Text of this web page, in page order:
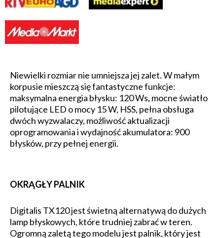
Niewielki rozmiar nie umniejsza jej zalet. W małym
korpusie mieszczą się fantastyczne funkcje:
maksymalna energia błysku: 120 Ws, mocne światło
pilotujące LED o mocy 15 W, HSS, pełna obsługa
dwóch wyzwalaczy, możliwość aktualizacji
oprogramowania i wydajność akumulatora: 900
błysków, przy pełnej energii.
OKRĄGŁY PALNIK
Digitalis TX120 jest świetną alternatywą do dużych
lamp błyskowych, które trudniej zabrać w teren.
Ogromną zaletą tego modelu jest palnik, który jest